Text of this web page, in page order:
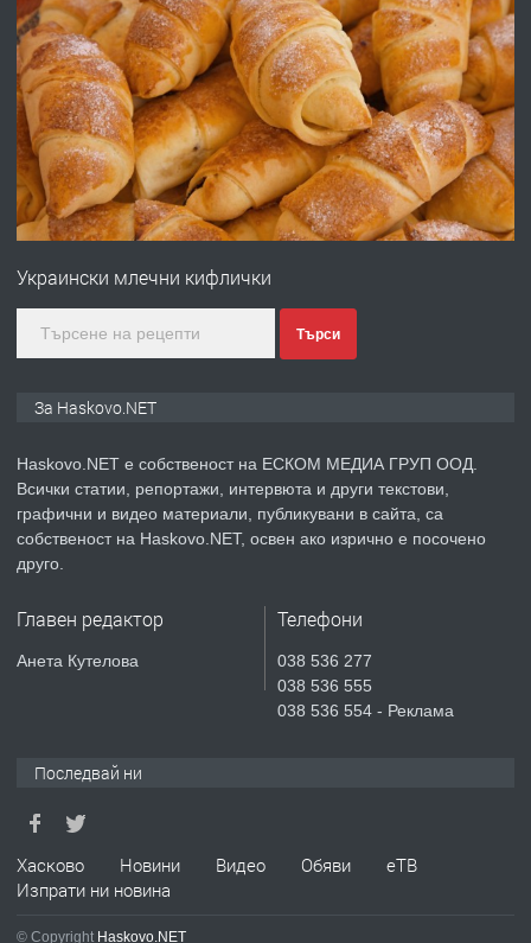
преди 3 дни
ПРЕДЛАГА Давам гараж под наем
преди 3 дни
ПРЕДЛАГА
№4120 Магазин/Офис под наем в кв.
градската градина!
преди 4 дни
ПРЕДЛАГА
Продавам парцел в гр. Хасково кв.
СГЛОБЯВАНЕ НА МЕБЕЛИ.
ПРЕДЛАГА
№4119 Едностаен обзаведен
Украински млечни кифлички
Търси
За Haskovo.NET
Haskovo.NET е собственост на ЕСКОМ МЕДИА ГРУП ООД.
Всички статии, репортажи, интервюта и други текстови,
графични и видео материали, публикувани в сайта, са
собственост на Haskovo.NET, освен ако изрично е посочено
друго.
Главен редактор
Анета Кутелова
Телефони
038 536 277
038 536 555
038 536 554 - Реклама
Последвай ни
Хасково Новини Видео Обяви
еТВ
Изпрати ни новина
© Copyright Haskovo.NET